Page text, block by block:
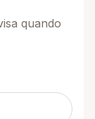
quando